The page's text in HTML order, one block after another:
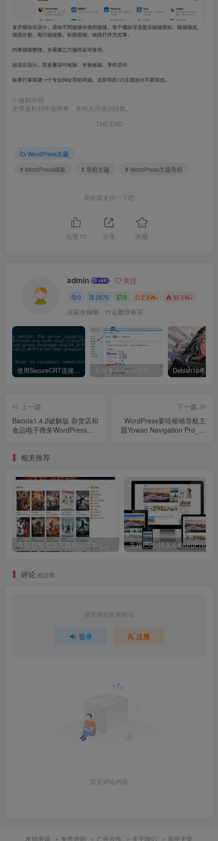
© 版权声明
文章版权归作者所有，未经允许请勿转载。
THE END
WordPress主题
# WordPress模板
# 导航主题 # WordPress主题导航
喜欢就支持一下吧
点赞 10 分享 收藏
admin 关注
0 2970 0 2.6W+ 35.5W+
这家伙很懒，什么都没有写...
使用SecureCRT连接Ubuntu20.04报错：Key exchange failed. No compatible key exchange method. 如何修改discuz任何模板的编辑器默认字体类型和默认字体大小
上一篇
Bacola1.4.2破解版 杂货店和
食品电子商务WordPress主
下一篇
WordPress要哇棱镜导航主
题Yowao Navigation Pro_全
相关推荐
电影视频资源下载网站主题zmovie 专为电影站制作
评论 抢沙发
请登录后发表评论
登录 注册
暂无评论内容
友链申请 免责声明 广告合作 关于我们 系统天堂